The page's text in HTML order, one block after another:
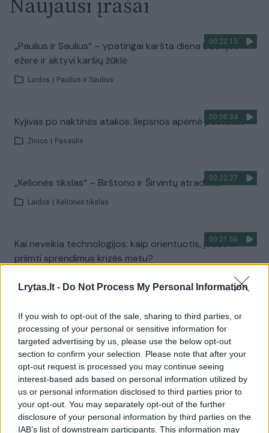
Lrytas.lt - Do Not Process My Personal Information
If you wish to opt-out of the sale, sharing to third parties, or
processing of your personal or sensitive information for
targeted advertising by us, please use the below opt-out
section to confirm your selection. Please note that after your
opt-out request is processed you may continue seeing
interest-based ads based on personal information utilized by
us or personal information disclosed to third parties prior to
your opt-out. You may separately opt-out of the further
disclosure of your personal information by third parties on the
IAB’s list of downstream participants. This information may
00:22:15
„Paulius ir Saulius“ – ypatingai karšta diena Dzūkijos
ežere ir aktyvi karšių žūklė
Laidos Paulius ir Saulius
00:00:34
Kyjivas po naktinės atakos: liepsnos apėmė pastatus
Žinios Pasaulis
00:22:27
„Kelionės tikslas“ – Birštono ir Širvintų atradimai
Laidos Kelionės tikslas
00:21:56
Kai neveikia technologijos: kaip orientuotis, judėti ir
priimti sprendimus krizės metu?
Visi įrašai
Žiūrimiausi įrašai
00:00:30
Vaizdai iš tragiškos avarijos Vilniaus r.: dviejų moterų ir